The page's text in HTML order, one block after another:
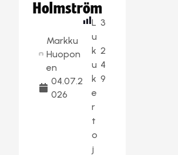
Holmström
Markku
Huopon
en
04.07.2
026
L
u
k
u
k
e
r
t
o
j
3
2
4
9